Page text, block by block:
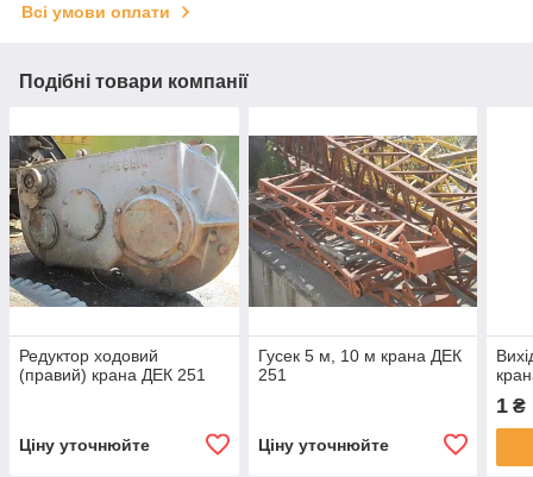
Всі умови оплати
Подібні товари компанії
Редуктор ходовий
(правий) крана ДЕК 251
Ціну уточнюйте
Гусек 5 м, 10 м крана ДЕК
251
Ціну уточнюйте
1 ₴